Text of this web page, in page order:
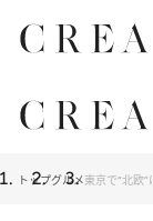
トップグルメ東京で“北欧